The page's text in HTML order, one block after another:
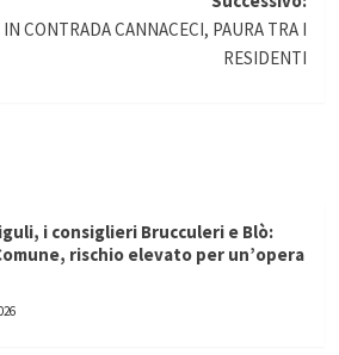
CONTRADA CANNACECI, PAURA TRA I
RESIDENTI
i consiglieri Brucculeri e Blò:
rischio elevato per un’opera